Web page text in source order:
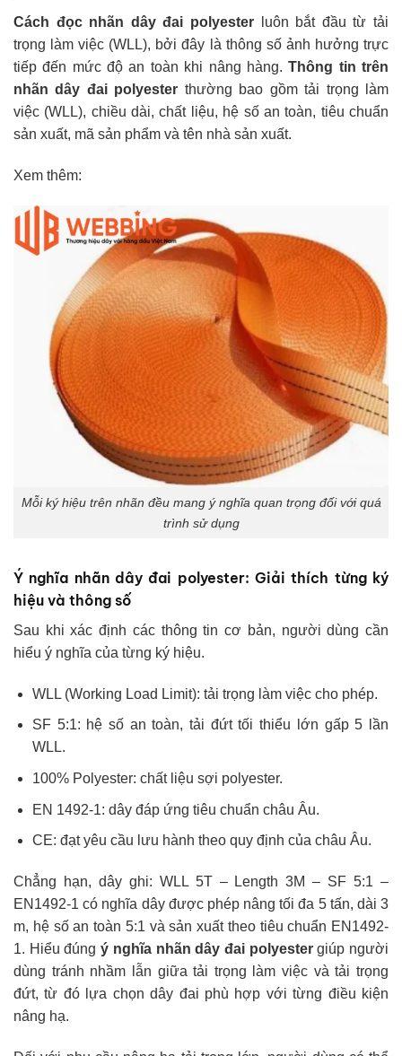
Cách đọc nhãn dây đai polyester luôn bắt đầu từ tải
trọng làm việc (WLL), bởi đây là thông số ảnh hưởng trực
tiếp đến mức độ an toàn khi nâng hàng.Thông tin trên
nhãn dây đai polyester thường bao gồm tải trọng làm
việc (WLL), chiều dài, chất liệu, hệ số an toàn, tiêu chuẩn
sản xuất, mã sản phẩm và tên nhà sản xuất.
Xem thêm:
Mỗi ký hiệu trên nhãn đều mang ý nghĩa quan trọng đối với quá
trình sử dụng
Ý nghĩa nhãn dây đai polyester: Giải thích từng ký
hiệu và thông số
Sau khi xác định các thông tin cơ bản, người dùng cần
hiểu ý nghĩa của từng ký hiệu.
WLL (Working Load Limit): tải trọng làm việc cho phép.
SF 5:1: hệ số an toàn, tải đứt tối thiểu lớn gấp 5 lần
WLL.
100% Polyester: chất liệu sợi polyester.
EN 1492-1: dây đáp ứng tiêu chuẩn châu Âu.
CE: đạt yêu cầu lưu hành theo quy định của châu Âu.
Chẳng hạn, dây ghi: WLL 5T – Length 3M – SF 5:1 –
EN1492-1có nghĩa dây được phép nâng tối đa 5 tấn, dài 3
m, hệ số an toàn 5:1 và sản xuất theo tiêu chuẩn EN1492-
1. Hiểu đúngý nghĩa nhãn dây đai polyestergiúp người
dùng tránh nhầm lẫn giữa tải trọng làm việc và tải trọng
đứt, từ đó lựa chọn dây đai phù hợp với từng điều kiện
nâng hạ.